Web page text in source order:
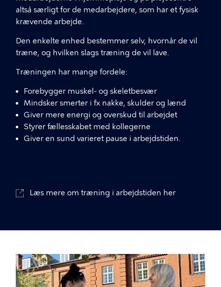
altså særligt for de medarbejdere, som har et fysisk
krævende arbejde.
Den enkelte enhed bestemmer selv, hvornår de vil
træne, og hvilken slags træning de vil lave.
Træningen har mange fordele:
Forebygger muskel- og skeletbesvær
Mindsker smerter i fx nakke, skulder og lænd
Giver mere energi og overskud til arbejdet
Styrer fællesskabet med kollegerne
Giver en sund varieret pause i arbejdstiden.
Læs mere om træning i arbejdstiden her